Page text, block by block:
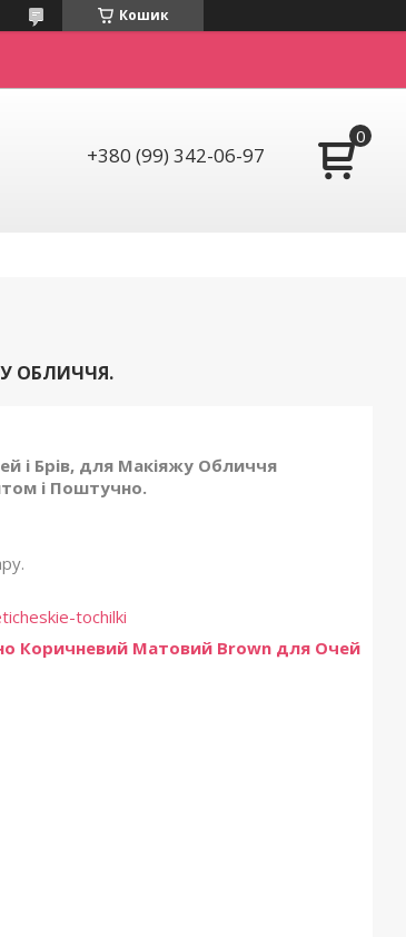
Кошик
+380 (99) 342-06-97
ОБЛИЧЧЯ.
і Брів, для Макіяжу Обличчя
і Поштучно.
tochilki
Коричневий Матовий Brown для Очей